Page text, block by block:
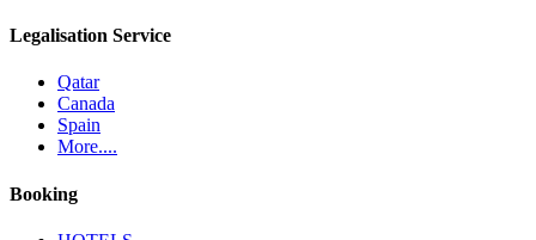
Legalisation Service
Qatar
Canada
Spain
More....
Booking